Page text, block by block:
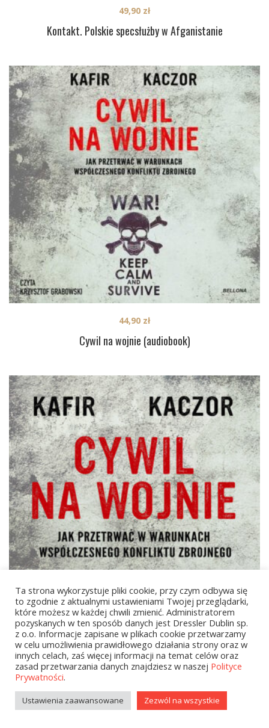
Kontakt. Polskie specsłużby w Afganistanie
49,90 zł
Cywil na wojnie (audiobook)
44,90 zł
Ta strona wykorzystuje pliki cookie, przy czym odbywa się
to zgodnie z aktualnymi ustawieniami Twojej przeglądarki,
które możesz w każdej chwili zmienić. Administratorem
pozyskanych w ten sposób danych jest Dressler Dublin sp.
z o.o. Informacje zapisane w plikach cookie przetwarzamy
w celu umożliwienia prawidłowego działania strony oraz w
innych celach, zaś więcej informacji na temat celów oraz
zasad przetwarzania danych znajdziesz w naszej Polityce
Prywatności.
Ustawienia zaawansowane Zezwól na wszystkie